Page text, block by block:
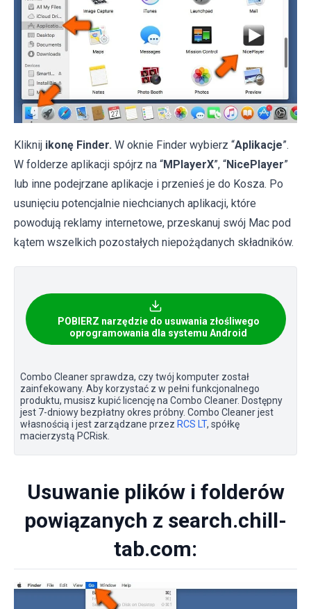
Kliknij ikonę Finder. W oknie Finder wybierz “Aplikacje”.
W folderze aplikacji spójrz na “MPlayerX”, “NicePlayer”
lub inne podejrzane aplikacje i przenieś je do Kosza. Po
usunięciu potencjalnie niechcianych aplikacji, które
powodują reklamy internetowe, przeskanuj swój Mac pod
kątem wszelkich pozostałych niepożądanych składników.
POBIERZ narzędzie do usuwania złośliwego
oprogramowania dla systemu Android
Combo Cleaner sprawdza, czy twój komputer został
zainfekowany. Aby korzystać z w pełni funkcjonalnego
produktu, musisz kupić licencję na Combo Cleaner. Dostępny
jest 7-dniowy bezpłatny okres próbny. Combo Cleaner jest
własnością i jest zarządzane przez RCS LT, spółkę
macierzystą PCRisk.
Usuwanie plików i folderów
powiązanych z search.chill-
tab.com: